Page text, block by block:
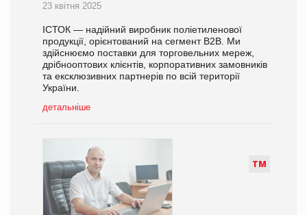
23 квітня 2025
ІСТОК — надійний виробник поліетиленової
продукції, орієнтований на сегмент B2B. Ми
здійснюємо поставки для торговельних мереж,
дрібнооптових клієнтів, корпоративних замовників
та ексклюзивних партнерів по всій території
України.
детальніше
ТМ